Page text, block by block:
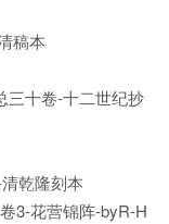
稿本
三十卷-十二世纪抄
乾隆刻本
3-花营锦阵-byR-H